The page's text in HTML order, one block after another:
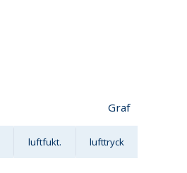
Graf
luftfukt. lufttryck